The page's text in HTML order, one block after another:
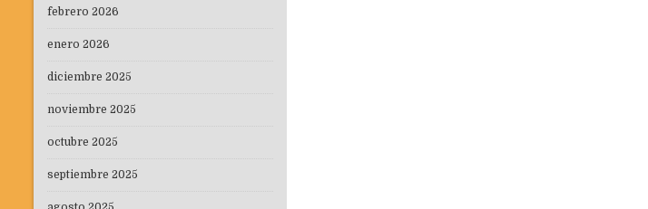
febrero 2026
enero 2026
diciembre 2025
noviembre 2025
octubre 2025
septiembre 2025